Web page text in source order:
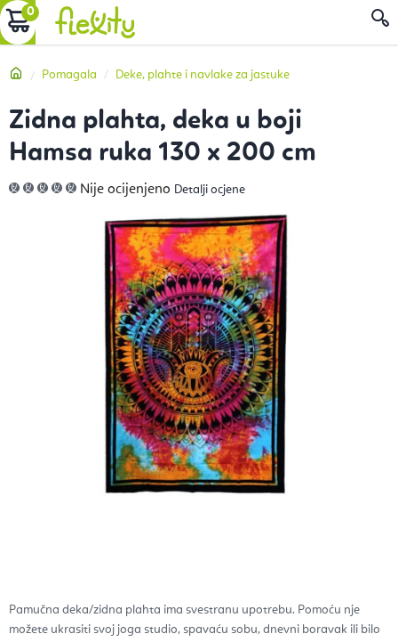
Preskoči
na
KOŠARICA
Početna
Pomagala Deke, plahte i navlake za jastuke
Pamučna deka/zidna plahta ima svestranu upotrebu. Pomoću nje
možete ukrasiti svoj joga studio, spavaću sobu, dnevni boravak ili bilo
Zidna plahta, deka u boji
Hamsa ruka 130 x 200 cm
Prosječna
ocjena
zvjezdica.
Nije ocijenjeno Detalji ocjene